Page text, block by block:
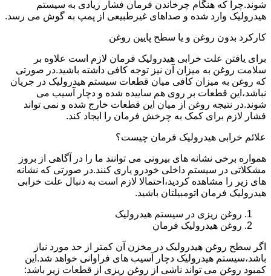
شوند.چرا که هنگام چرخاندن فرمان فشار زیادی به سیستم
هیدرولیک وارد شده و صداهای غیرطبیعی از پمپ به گوش می رسد.
کارکرد بدون روغن و یا سطح پایین روغن
برای یافتن علت خرابی هیدرولیک فرمان لازم است علاوه بر
سلامت روغن به میزان آن نیز توجه کافی داشته باشید.در صورتی
که روغن به میزان کافی میان قطعات سیستم هیدرولیک در جریان
نباشد،این قطعات بر روی هم ساییده شده و دچار آسیب می
شوند.در نتیجه روغن از میان این قطعات خارج شده و نمی تواند
فشار لازم برای کمک به چرخش فرمان را ایجاد کند.
علائم خرابی هیدرولیک فرمان چیست؟
همواره برخی نشانه های بیرونی می توانند ما را در آگاهی از بروز
مشکلاتی در سیستم داخلی خودرو یاری کنند.در صورتی که نشانه
های زیر را مشاهده کردید،احتمالا لازم است به دنبال علت خرابی
هیدرولیک فرمان اتومبیلتان باشید.
روغن ریزی در سیستم هیدرولیک
روغن هیدرولیک فرمان
اگر سطح روغن هیدرولیک در مخزن آن کمتر از حد مورد نیاز
باشد،سیستم هیدرولیک دچار آسیب های فراوانی خواهد شد.این
کمبود روغن می تواند ناشی از روغن ریزی از قطعات زیر باشد: